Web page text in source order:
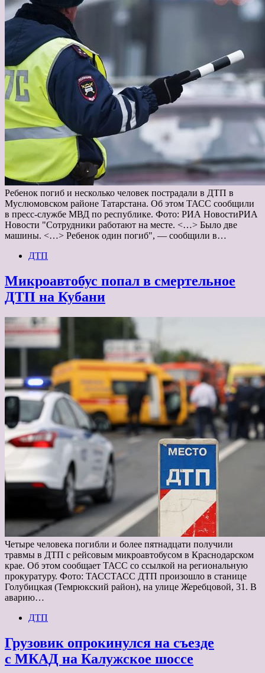
Ребенок погиб и несколько человек пострадали в ДТП в
Муслюмовском районе Татарстана. Об этом ТАСС сообщили
в пресс-службе МВД по республике. Фото: РИА НовостиРИА
Новости "Сотрудники работают на месте. <…> Было две
машины. <…> Ребенок один погиб", — сообщили в…
ДТП
Микроавтобус попал в смертельное
ДТП на Кубани
Четыре человека погибли и более пятнадцати получили
травмы в ДТП с рейсовым микроавтобусом в Краснодарском
крае. Об этом сообщает ТАСС со ссылкой на региональную
прокуратуру. Фото: ТАССТАСС ДТП произошло в станице
Голубицкая (Темрюкский район), на улице Жеребцовой, 31. В
аварию…
ДТП
Грузовик опрокинулся на съезде
с МКАД на Калужское шоссе